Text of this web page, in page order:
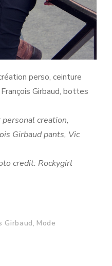
perso, ceinture
Girbaud, bottes
creation,
Girbaud pants, Vic
credit: Rockygirl
Girbaud,Mode